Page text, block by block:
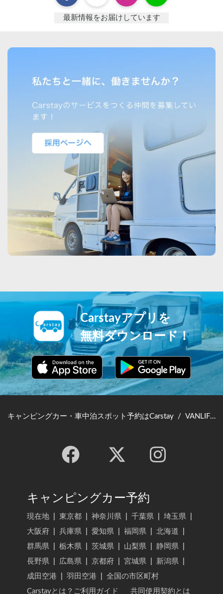
最新情報をお届けしています
Carstayアプリを
無料ダウンロード！
キャンピングカー・車中泊スポット予約はCarstay / VANLIFE JAPAN TOP
キャンピングカー予約
現在地 東京都 神奈川県 千葉県 埼玉県
大阪府
兵庫県 愛知県 福岡県 北海道
群馬県
栃木県 茨城県 山梨県 静岡県
長野県
広島県 京都府 宮城県 新潟県
成田空港
羽田空港
全国の市区町村
Carstayとは？ご利用ガイド
共同使用契約とは